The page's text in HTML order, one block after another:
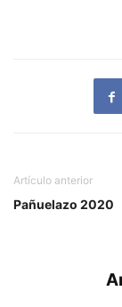
Artículo anterior
Pañuelazo 2020